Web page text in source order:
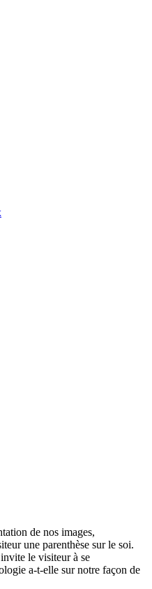
de nos images,
une parenthèse sur le soi.
le visiteur à se
a-t-elle sur notre façon de